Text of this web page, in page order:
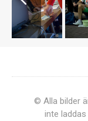
© Alla bilder
inte